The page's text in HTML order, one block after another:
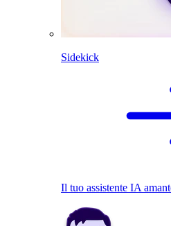
Sidekick
Il tuo assistente IA